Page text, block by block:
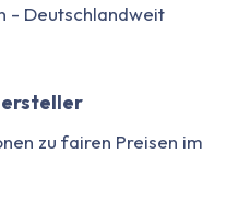
- Deutschlandweit
zu fairen Preisen im